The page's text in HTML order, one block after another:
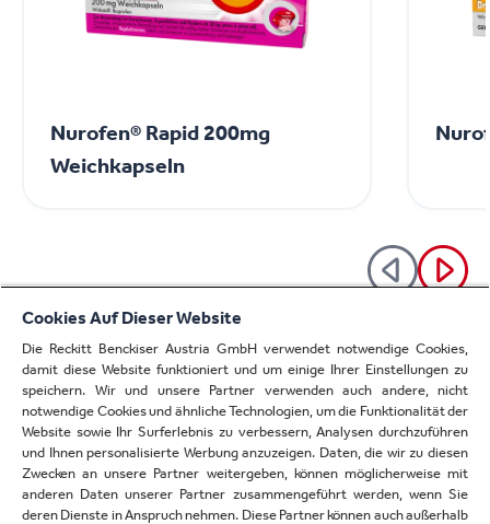
Nurofen® Rapid 200mg
Weichkapseln
Alle Produkte
AUSTRIA
Cookies Auf Dieser Website
Die Reckitt Benckiser Austria GmbH verwendet notwendige Cookies,
damit diese Website funktioniert und um einige Ihrer Einstellungen zu
speichern. Wir und unsere Partner verwenden auch andere, nicht
notwendige Cookies und ähnliche Technologien, um die Funktionalität der
Website sowie Ihr Surferlebnis zu verbessern, Analysen durchzuführen
und Ihnen personalisierte Werbung anzuzeigen. Daten, die wir zu diesen
Zwecken an unsere Partner weitergeben, können möglicherweise mit
anderen Daten unserer Partner zusammengeführt werden, wenn Sie
deren Dienste in Anspruch nehmen. Diese Partner können auch außerhalb